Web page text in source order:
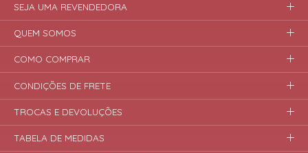
SEJA UMA REVENDEDORA
QUEM SOMOS
COMO COMPRAR
CONDIÇÕES DE FRETE
TROCAS E DEVOLUÇÕES
TABELA DE MEDIDAS